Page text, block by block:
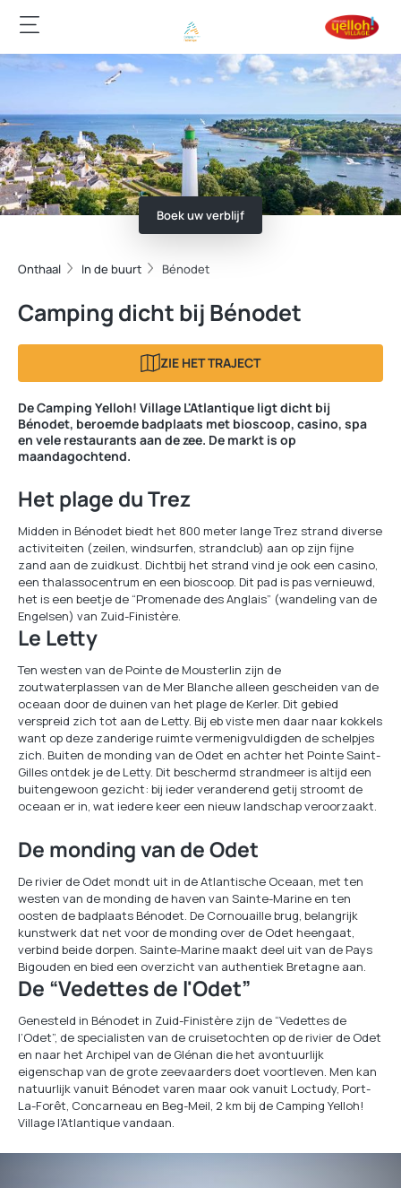
Boek uw verblijf
Onthaal In de buurt Bénodet
Camping dicht bij Bénodet
ZIE HET TRAJECT
De Camping Yelloh! Village L'Atlantique ligt dicht bij
Bénodet, beroemde badplaats met bioscoop, casino, spa
en vele restaurants aan de zee. De markt is op
maandagochtend.
Het plage du Trez
Midden in Bénodet biedt het 800 meter lange Trez strand diverse
activiteiten (zeilen, windsurfen, strandclub) aan op zijn fijne
zand aan de zuidkust. Dichtbij het strand vind je ook een casino,
een thalassocentrum en een bioscoop. Dit pad is pas vernieuwd,
het is een beetje de “Promenade des Anglais” (wandeling van de
Engelsen) van Zuid-Finistère.
Le Letty
Ten westen van de Pointe de Mousterlin zijn de
zoutwaterplassen van de Mer Blanche alleen gescheiden van de
oceaan door de duinen van het plage de Kerler. Dit gebied
verspreid zich tot aan de Letty. Bij eb viste men daar naar kokkels
want op deze zanderige ruimte vermenigvuldigden de schelpjes
zich. Buiten de monding van de Odet en achter het Pointe Saint-
Gilles ontdek je de Letty. Dit beschermd strandmeer is altijd een
buitengewoon gezicht: bij ieder veranderend getij stroomt de
oceaan er in, wat iedere keer een nieuw landschap veroorzaakt.
De monding van de Odet
De rivier de Odet mondt uit in de Atlantische Oceaan, met ten
westen van de monding de haven van Sainte-Marine en ten
oosten de badplaats Bénodet. De Cornouaille brug, belangrijk
kunstwerk dat net voor de monding over de Odet heengaat,
verbind beide dorpen. Sainte-Marine maakt deel uit van de Pays
Bigouden en bied een overzicht van authentiek Bretagne aan.
De “Vedettes de l'Odet”
Genesteld in Bénodet in Zuid-Finistère zijn de “Vedettes de
l’Odet”, de specialisten van de cruisetochten op de rivier de Odet
en naar het Archipel van de Glénan die het avontuurlijk
eigenschap van de grote zeevaarders doet voortleven. Men kan
natuurlijk vanuit Bénodet varen maar ook vanuit Loctudy, Port-
La-Forêt, Concarneau en Beg-Meil, 2 km bij de Camping Yelloh!
Village l’Atlantique vandaan.